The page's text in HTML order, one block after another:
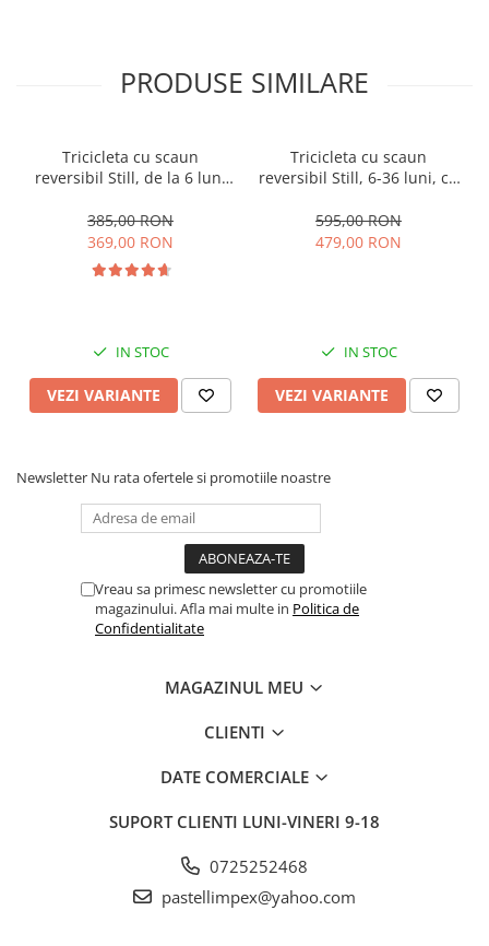
PRODUSE SIMILARE
Tricicleta cu scaun
reversibil Still, de la 6 luni
roata Eva plina, siliconata
385,00 RON
369,00 RON
IN STOC
VEZI VARIANTE
Tricicleta cu scaun
reversibil Still, 6-36 luni, cu
roata cauciuc, cu lumini si
muzica, SL07
595,00 RON
479,00 RON
IN STOC
VEZI VARIANTE
Newsletter Nu rata ofertele si promotiile noastre
Vreau sa primesc newsletter cu promotiile
magazinului. Afla mai multe in Politica de
Confidentialitate
MAGAZINUL MEU
CLIENTI
DATE COMERCIALE
SUPORT CLIENTI LUNI-VINERI 9-18
0725252468
pastellimpex@yahoo.com